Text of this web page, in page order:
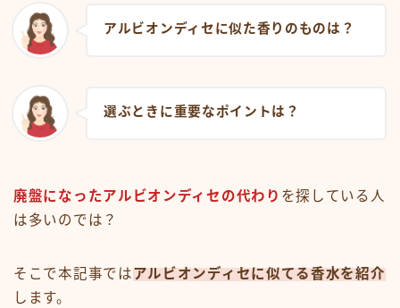
アルビオンディセに似た香りのものは？
選ぶときに重要なポイントは？
廃盤になったアルビオンディセ の代わり を探している人
は多いのでは？
そこで本記事ではアルビオンディセに似てる香水を紹介
します。